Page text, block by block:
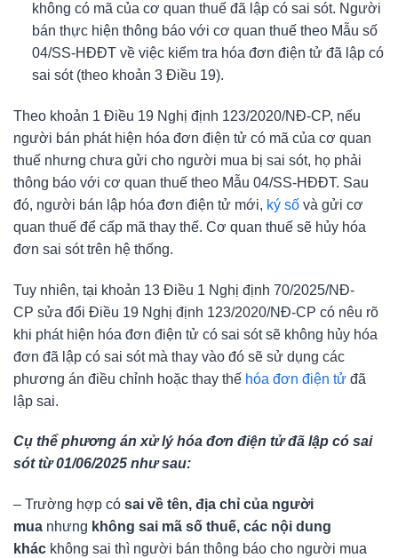
không có mã của cơ quan thuế đã lập có sai sót. Người
bán thực hiện thông báo với cơ quan thuế theo Mẫu số
04/SS-HĐĐT về việc kiểm tra hóa đơn điện tử đã lập có
sai sót (theo khoản 3 Điều 19).
Theo khoản 1 Điều 19 Nghị định 123/2020/NĐ-CP, nếu
người bán phát hiện hóa đơn điện tử có mã của cơ quan
thuế nhưng chưa gửi cho người mua bị sai sót, họ phải
thông báo với cơ quan thuế theo Mẫu 04/SS-HĐĐT. Sau
đó, người bán lập hóa đơn điện tử mới, ký số và gửi cơ
quan thuế để cấp mã thay thế. Cơ quan thuế sẽ hủy hóa
đơn sai sót trên hệ thống.
Tuy nhiên, tại khoản 13 Điều 1 Nghị định 70/2025/NĐ-
CP sửa đổi Điều 19 Nghị định 123/2020/NĐ-CP có nêu rõ
khi phát hiện hóa đơn điện tử có sai sót sẽ không hủy hóa
đơn đã lập có sai sót mà thay vào đó sẽ sử dụng các
phương án điều chỉnh hoặc thay thế hóa đơn điện tử đã
lập sai.
Cụ thể phương án xử lý hóa đơn điện tử đã lập có sai
sót từ 01/06/2025 như sau:
– Trường hợp có sai về tên, địa chỉ của người
mua nhưng không sai mã số thuế, các nội dung
khác không sai thì người bán thông báo cho người mua